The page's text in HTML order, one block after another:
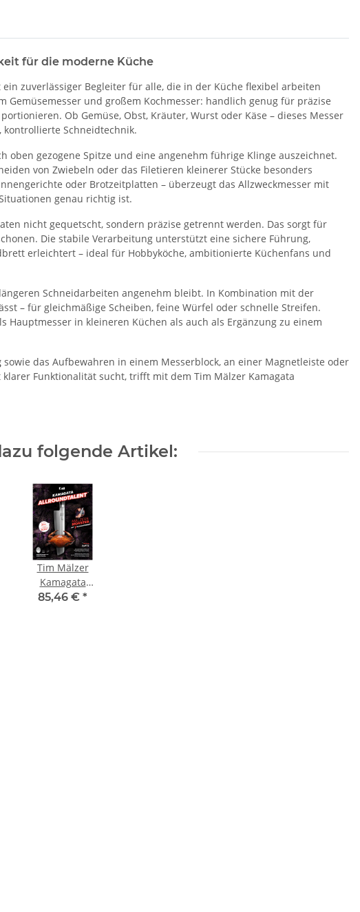
für die moderne Küche
ein zuverlässiger Begleiter für alle, die in der Küche flexibel arbeiten
und großem Kochmesser: handlich genug für präzise
Ob Gemüse, Obst, Kräuter, Wurst oder Käse – dieses Messer
Schneidtechnik.
oben gezogene Spitze und eine angenehm führige Klinge auszeichnet.
von Zwiebeln oder das Filetieren kleinerer Stücke besonders
oder Brotzeitplatten – überzeugt das Allzweckmesser mit
genau richtig ist.
nicht gequetscht, sondern präzise getrennt werden. Das sorgt für
Die stabile Verarbeitung unterstützt eine sichere Führung,
erleichtert – ideal für Hobbyköche, ambitionierte Küchenfans und
Schneidarbeiten angenehm bleibt. In Kombination mit der
– für gleichmäßige Scheiben, feine Würfel oder schnelle Streifen.
Hauptmesser in kleineren Küchen als auch als Ergänzung zu einem
sowie das Aufbewahren in einem Messerblock, an einer Magnetleiste oder
Funktionalität sucht, trifft mit dem Tim Mälzer Kamagata
folgende Artikel:
Tim Mälzer
Kamagata
Hybridkochmesser
85,46 € *